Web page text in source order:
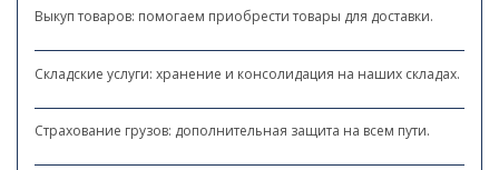
Выкуп товаров: помогаем приобрести товары для доставки.
Складские услуги: хранение и консолидация на наших складах.
Страхование грузов: дополнительная защита на всем пути.